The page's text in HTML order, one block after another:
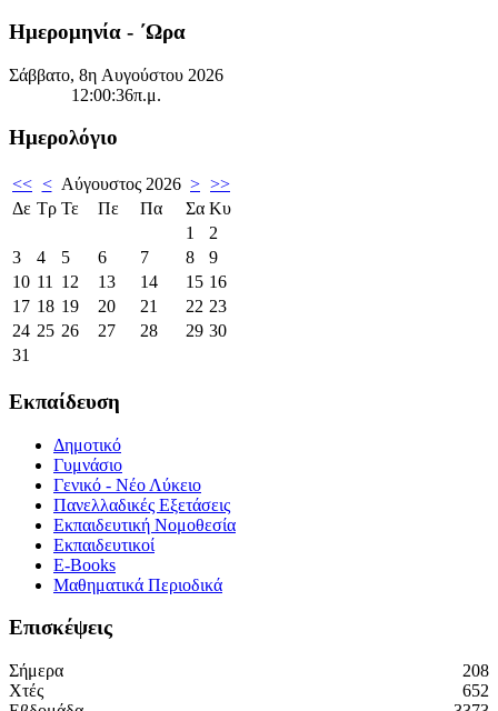
Ημερομηνία - ΄Ωρα
Σάββατο, 8η Αυγούστου 2026
12:00:36π.μ.
Ημερολόγιο
<< < Αύγουστος 2026 > >>
Δε Τρ Τε Πε Πα Σα Κυ
1
2
3
4 5 6 7 8
9
10 11 12 13 14 15 16
17 18 19 20 21 22 23
24 25 26 27 28 29 30
31
Εκπαίδευση
Δημοτικό
Γυμνάσιο
Γενικό - Νέο Λύκειο
Πανελλαδικές Εξετάσεις
Εκπαιδευτική Νομοθεσία
Εκπαιδευτικοί
E-Books
Μαθηματικά Περιοδικά
Επισκέψεις
Σήμερα
208
Χτές
652